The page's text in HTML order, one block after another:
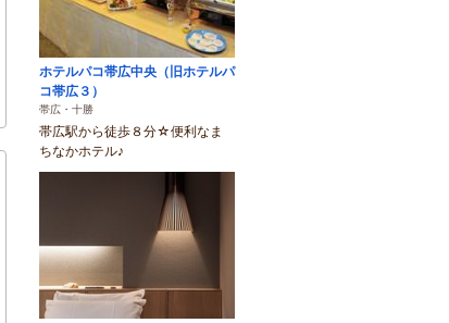
月 火
×
8/18
-
8/19
ホテルパコ帯広中央（旧ホテルパ
コ帯広３）
帯広・十勝
帯広駅から徒歩８分☆便利なま
ちなかホテル♪